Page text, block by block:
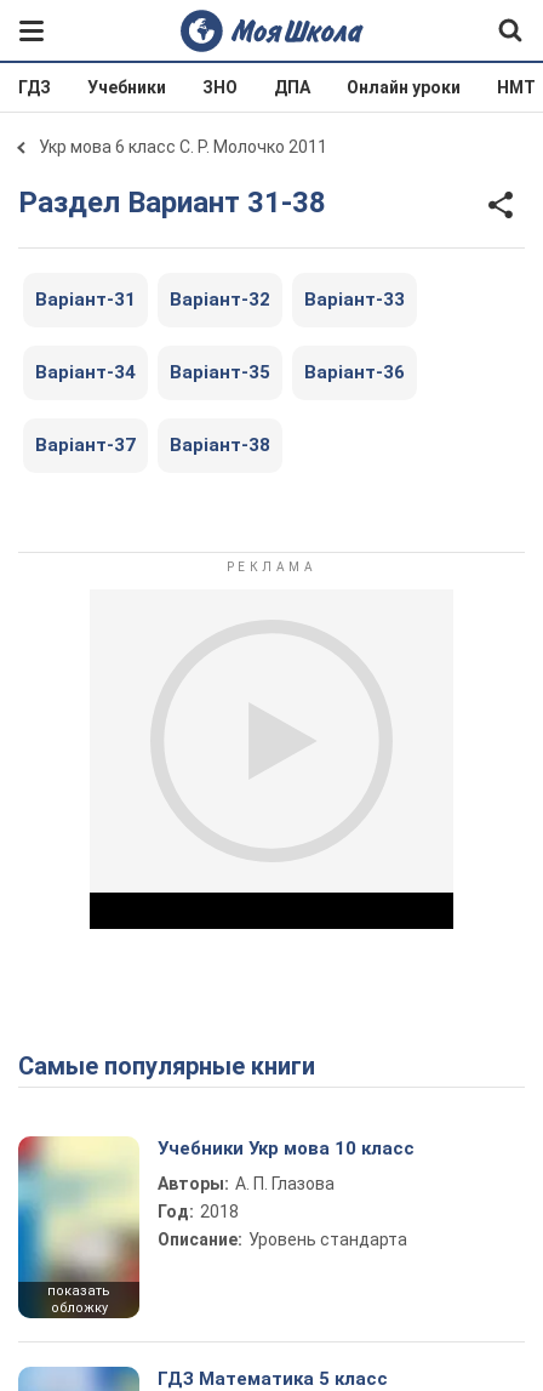
ГДЗ Учебники ЗНО ДПА Онлайн уроки НМТ
Укр мова 6 класс С. Р. Молочко 2011
Раздел Вариант 31-38
Варіант-31 Варіант-32 Варіант-33
Варіант-34 Варіант-35 Варіант-36
Варіант-37 Варіант-38
Play Video
Самые популярные книги
показать
обложку
Учебники Укр мова 10 класс
Авторы: А. П. Глазова
Год: 2018
Описание: Уровень стандарта
ГДЗ Математика 5 класс